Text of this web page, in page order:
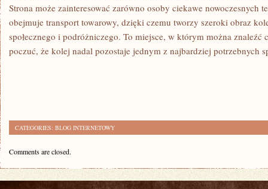
Strona może zainteresować zarówno osoby ciekawe nowoczesnych
obejmuje transport towarowy, dzięki czemu tworzy szeroki obraz
społecznego i podróżniczego. To miejsce, w którym można znaleźć
poczuć, że kolej nadal pozostaje jednym z najbardziej potrzebnych
CATEGORIES: BLOG INTERNETOWY
Comments are closed.